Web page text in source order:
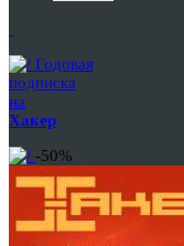
Годовая
подписка
на
Хакер
-50%